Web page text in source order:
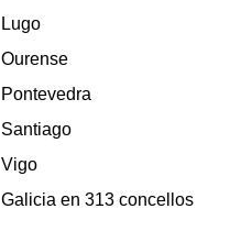
Lugo
Ourense
Pontevedra
Santiago
Vigo
Galicia en 313 concellos